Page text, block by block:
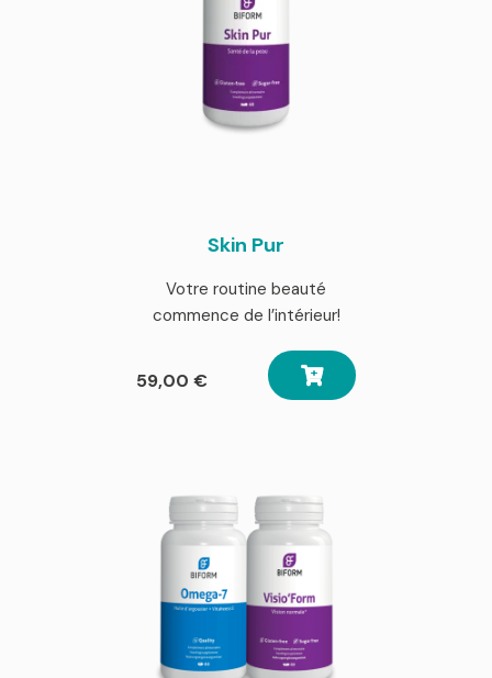
Skin Pur
Votre routine beauté
commence de l’intérieur!
59,00 €